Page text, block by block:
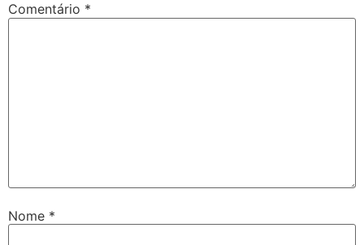
Comentário *
Nome *